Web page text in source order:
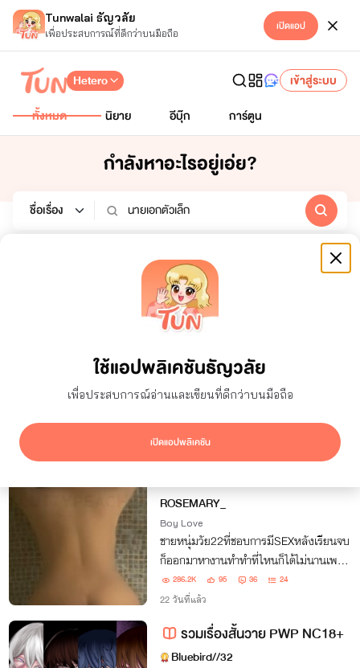
Tunwalai ธัญวลัย
เพื่อประสบการณ์ที่ดีกว่าบนมือถือ เปิดแอป
ใช้แอปพลิเคชันธัญวลัย
เพื่อประสบการณ์อ่านและเขียนที่ดีกว่าบนมือถือ
เปิดแอปพลิเคชัน
Hetero
เข้าสู่ระบบ
ทั้งหมด
นิยาย อีบุ๊ก การ์ตูน
กำลังหาอะไรอยู่เอ่ย?
อีบุ๊ก
สถานะจบ
ทั้งหมด
7 วัน
ผลลัพธ์
ซ่อนผลงานที่ใช้ปก AI แสดงเฉพาะโปรโมชัน
ROSEMARY_
Boy Love
ชายหนุ่มวัย22ที่ชอบการมีSEXหลังเรียนจบ
ก็ออกมาหางานทำทำที่ไหนก็ได้ไม่นานเพราะ
ไม่ชอบในงานที่ทำจนในที่สุดก็หางานที่ถูกใจ
ตัวเองได้เป็นงานที่ชื่นชอบ สะบายได้เงินเยอะ
286.2K 95 36 24
22 วันที่แล้ว
รวมเรื่องสั้นวาย PWP NC18+
Bluebird//32